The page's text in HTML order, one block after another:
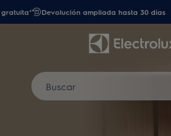
Devolución ampliada hasta 30 días
Buscar